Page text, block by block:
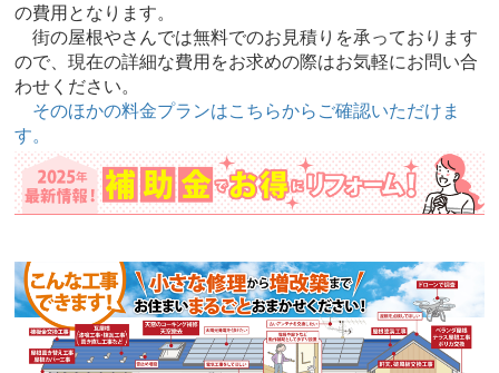
の費用となります。
街の屋根やさんでは無料でのお見積りを承っております
ので、現在の詳細な費用をお求めの際はお気軽にお問い合
わせください。
そのほかの料金プランはこちらからご確認いただけま
す。